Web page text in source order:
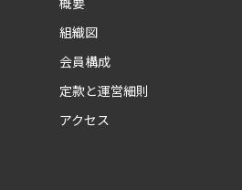
組織図
会員構成
定款と運営細則
アクセス